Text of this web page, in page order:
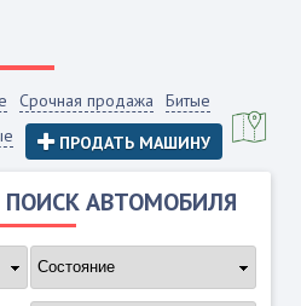
Срочная продажа
Битые
ПРОДАТЬ МАШИНУ
АВТОМОБИЛЯ